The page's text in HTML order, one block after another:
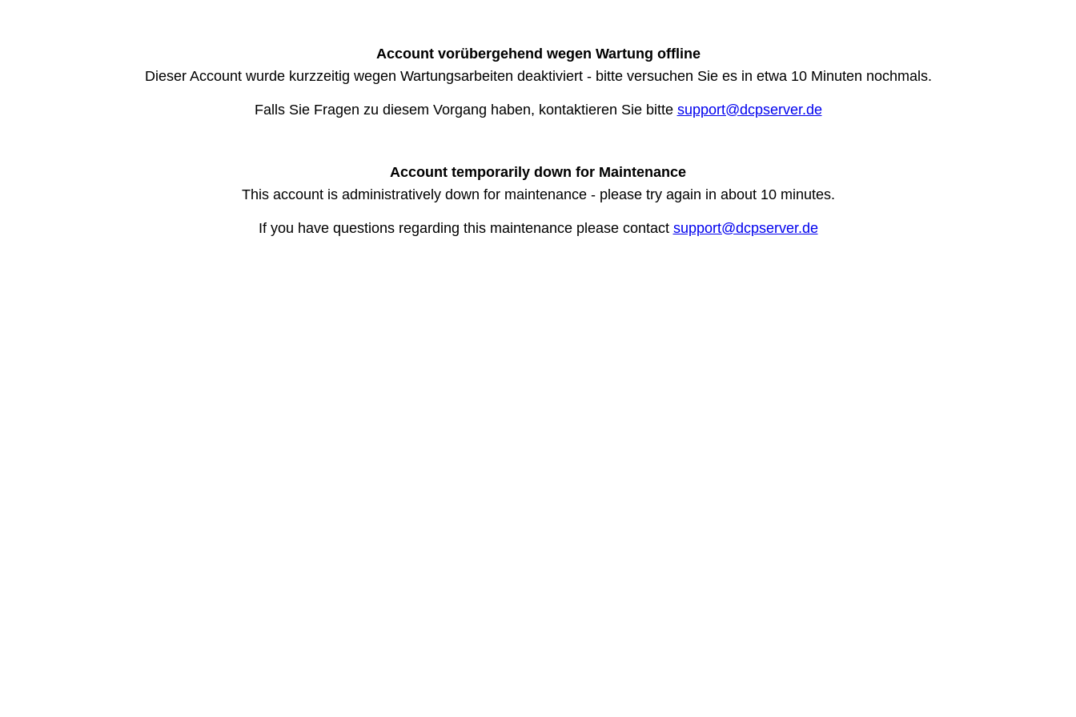
Account vorübergehend wegen Wartung offline
Dieser Account wurde kurzzeitig wegen Wartungsarbeiten deaktiviert - bitte versuchen Sie es in etwa 10 Minuten nochmals.
Falls Sie Fragen zu diesem Vorgang haben, kontaktieren Sie bitte support@dcpserver.de
Account temporarily down for Maintenance
This account is administratively down for maintenance - please try again in about 10 minutes.
If you have questions regarding this maintenance please contact support@dcpserver.de